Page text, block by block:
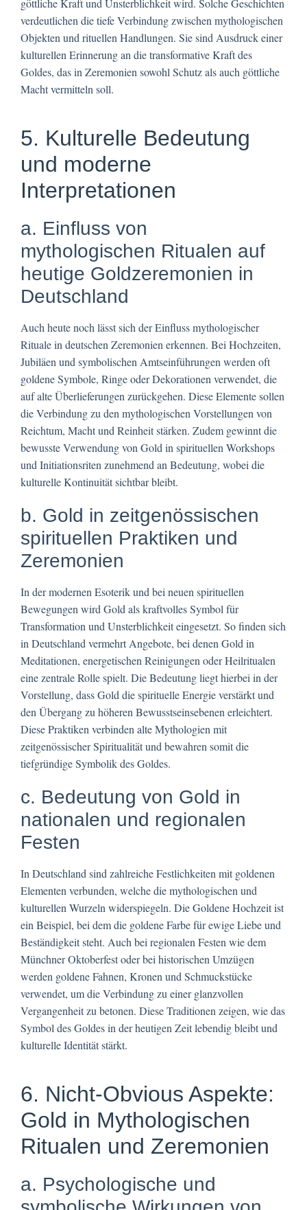
göttliche Kraft und Unsterblichkeit wird. Solche Geschichten
verdeutlichen die tiefe Verbindung zwischen mythologischen
Objekten und rituellen Handlungen. Sie sind Ausdruck einer
kulturellen Erinnerung an die transformative Kraft des
Goldes, das in Zeremonien sowohl Schutz als auch göttliche
Macht vermitteln soll.
5. Kulturelle Bedeutung
und moderne
Interpretationen
a. Einfluss von
mythologischen Ritualen auf
heutige Goldzeremonien in
Deutschland
Auch heute noch lässt sich der Einfluss mythologischer
Rituale in deutschen Zeremonien erkennen. Bei Hochzeiten,
Jubiläen und symbolischen Amtseinführungen werden oft
goldene Symbole, Ringe oder Dekorationen verwendet, die
auf alte Überlieferungen zurückgehen. Diese Elemente sollen
die Verbindung zu den mythologischen Vorstellungen von
Reichtum, Macht und Reinheit stärken. Zudem gewinnt die
bewusste Verwendung von Gold in spirituellen Workshops
und Initiationsriten zunehmend an Bedeutung, wobei die
kulturelle Kontinuität sichtbar bleibt.
b. Gold in zeitgenössischen
spirituellen Praktiken und
Zeremonien
In der modernen Esoterik und bei neuen spirituellen
Bewegungen wird Gold als kraftvolles Symbol für
Transformation und Unsterblichkeit eingesetzt. So finden sich
in Deutschland vermehrt Angebote, bei denen Gold in
Meditationen, energetischen Reinigungen oder Heilritualen
eine zentrale Rolle spielt. Die Bedeutung liegt hierbei in der
Vorstellung, dass Gold die spirituelle Energie verstärkt und
den Übergang zu höheren Bewusstseinsebenen erleichtert.
Diese Praktiken verbinden alte Mythologien mit
zeitgenössischer Spiritualität und bewahren somit die
tiefgründige Symbolik des Goldes.
c. Bedeutung von Gold in
nationalen und regionalen
Festen
In Deutschland sind zahlreiche Festlichkeiten mit goldenen
Elementen verbunden, welche die mythologischen und
kulturellen Wurzeln widerspiegeln. Die Goldene Hochzeit ist
ein Beispiel, bei dem die goldene Farbe für ewige Liebe und
Beständigkeit steht. Auch bei regionalen Festen wie dem
Münchner Oktoberfest oder bei historischen Umzügen
werden goldene Fahnen, Kronen und Schmuckstücke
verwendet, um die Verbindung zu einer glanzvollen
Vergangenheit zu betonen. Diese Traditionen zeigen, wie das
Symbol des Goldes in der heutigen Zeit lebendig bleibt und
kulturelle Identität stärkt.
6. Nicht-Obvious Aspekte:
Gold in Mythologischen
Ritualen und Zeremonien
a. Psychologische und